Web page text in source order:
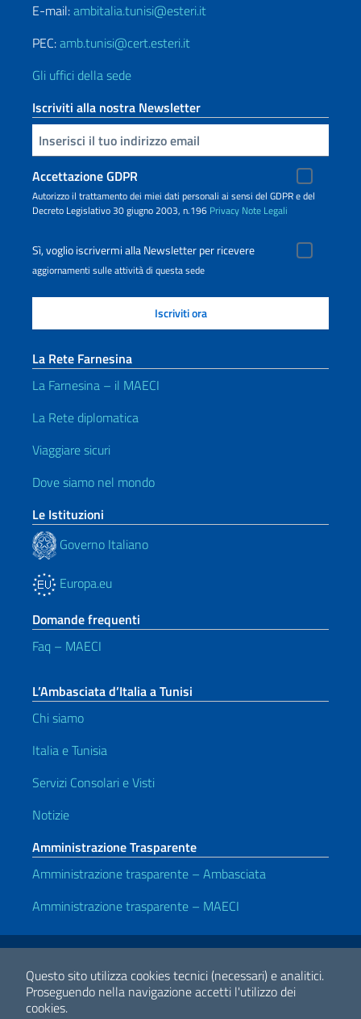
Questo sito utilizza cookies tecnici (necessari) e analitici.
Proseguendo nella navigazione accetti l'utilizzo dei
cookies.
E-mail:ambitalia.tunisi@esteri.it
PEC:amb.tunisi@cert.esteri.it
Gli uffici della sede
Iscriviti alla nostra Newsletter
Inserisci la tua email
Accettazione GDPR
Autorizzo il trattamento dei miei dati personali ai sensi del GDPR e del
Decreto Legislativo 30 giugno 2003, n.196 Privacy Note Legali
Sì, voglio iscrivermi alla Newsletter per ricevere
aggiornamenti sulle attività di questa sede
La Rete Farnesina
La Farnesina – il MAECI
La Rete diplomatica
Viaggiare sicuri
Dove siamo nel mondo
Le Istituzioni
Governo Italiano
Europa.eu
Domande frequenti
Faq – MAECI
L’Ambasciata d’Italia a Tunisi
Chi siamo
Italia e Tunisia
Servizi Consolari e Visti
Notizie
Amministrazione Trasparente
Amministrazione trasparente – Ambasciata
Amministrazione trasparente – MAECI
Link Utili